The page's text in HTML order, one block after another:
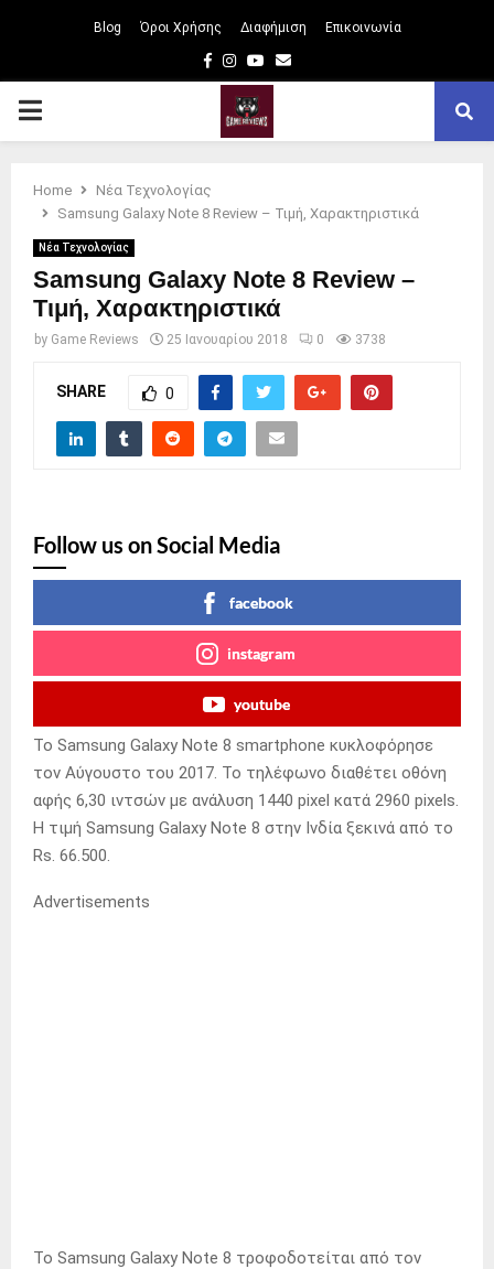
Blog Όροι Χρήσης Διαφήμιση Επικοινωνία
Facebook
Instagram
Youtube
Email
PRIMARY
Home
Νέα Τεχνολογίας
Samsung Galaxy Note 8 Review – Τιμή, Χαρακτηριστικά
Νέα Τεχνολογίας
Samsung Galaxy Note 8 Review –
Τιμή, Χαρακτηριστικά
by Game Reviews 25 Ιανουαρίου 2018 0 3738
SHARE 0
Follow us on Social Media
facebook
instagram
youtube
Το Samsung Galaxy Note 8 smartphone κυκλοφόρησε
τον Αύγουστο του 2017. Το τηλέφωνο διαθέτει οθόνη
αφής 6,30 ιντσών με ανάλυση 1440 pixel κατά 2960 pixels.
Η τιμή Samsung Galaxy Note 8 στην Ινδία ξεκινά από το
Rs. 66.500.
Advertisements
Το Samsung Galaxy Note 8 τροφοδοτείται από τον